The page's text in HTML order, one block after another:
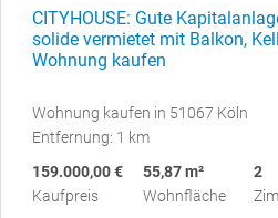
CITYHOUSE: Gute
solide vermietet mit Balkon,
Wohnung kaufen
Wohnung kaufen in 51067 Köln
Entfernung: 1 km
159.000,00 €
Kaufpreis
55,87 m²
Wohnfläche
2